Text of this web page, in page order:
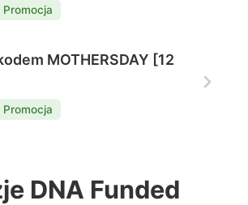
Promocja
Promocja
MOTHERSDAY [12
DNA Funded